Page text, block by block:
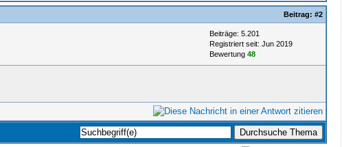
Beitrag: #2
Beiträge: 5.201
Registriert seit: Jun 2019
Bewertung 48